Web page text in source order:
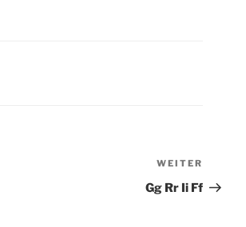
Beitrag
WEITER
Gg Rr Ii Ff